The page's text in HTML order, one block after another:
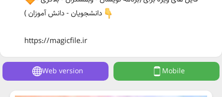
دانشجویان - دانش آموزان )
https://magicfile.ir
Web version Mobile